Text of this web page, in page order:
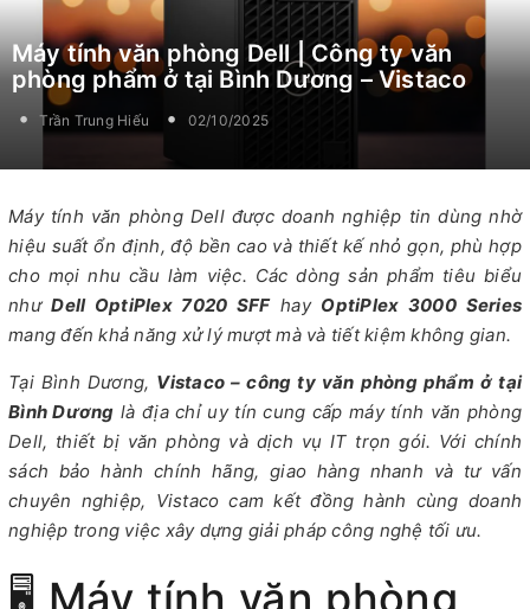
Máy tính văn phòng Dell | Công ty văn
phòng phẩm ở tại Bình Dương – Vistaco
Trần Trung Hiếu 02/10/2025
Máy tính văn phòng Dell được doanh nghiệp tin dùng nhờ
hiệu suất ổn định, độ bền cao và thiết kế nhỏ gọn, phù hợp
cho mọi nhu cầu làm việc. Các dòng sản phẩm tiêu biểu
nhưDell OptiPlex 7020 SFFhay OptiPlex 3000 Series
mang đến khả năng xử lý mượt mà và tiết kiệm không gian.
Tại Bình Dương, Vistaco – công ty văn phòng phẩm ở tại
Bình Dương là địa chỉ uy tín cung cấp máy tính văn phòng
Dell, thiết bị văn phòng và dịch vụ IT trọn gói. Với chính
sách bảo hành chính hãng, giao hàng nhanh và tư vấn
chuyên nghiệp, Vistaco cam kết đồng hành cùng doanh
nghiệp trong việc xây dựng giải pháp công nghệ tối ưu.